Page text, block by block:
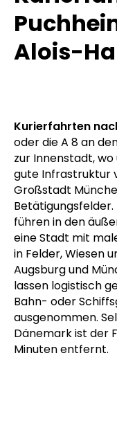
Alois-
Kurierfahrten
oder die A 8 an
zur Innenstadt,
gute Infrastruktur
Großstadt
Betätigungsfelder.
führen in den
eine Stadt mit
in Felder, Wiesen
Augsburg und
lassen logistisch